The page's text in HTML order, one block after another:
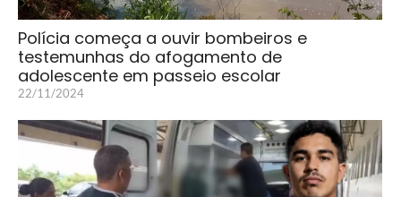
Polícia começa a ouvir bombeiros e
testemunhas do afogamento de
adolescente em passeio escolar
22/11/2024